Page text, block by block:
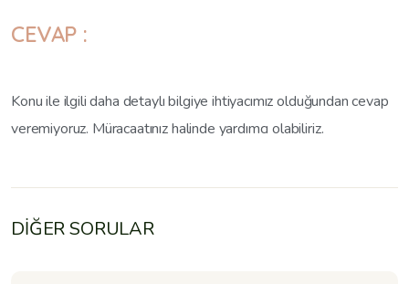
CEVAP :
Konu ile ilgili daha detaylı bilgiye ihtiyacımız olduğundan cevap
veremiyoruz. Müracaatınız halinde yardımcı olabiliriz.
DİĞER SORULAR